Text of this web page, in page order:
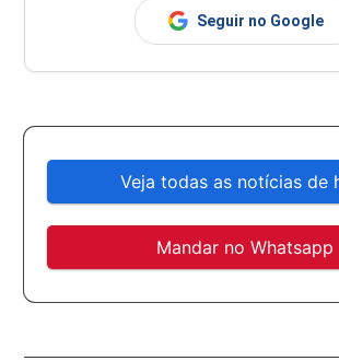
Seguir no Google
Veja todas as notícias de
Mandar no Whatsapp